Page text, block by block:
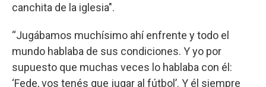
canchita de la iglesia".
“Jugábamos muchísimo ahí enfrente y todo el
mundo hablaba de sus condiciones. Y yo por
supuesto que muchas veces lo hablaba con él:
‘Fede, vos tenés que jugar al fútbol’. Y él siempre